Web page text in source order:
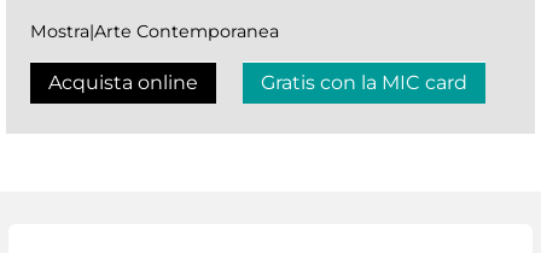
Mostra|Arte Contemporanea
Acquista online Gratis con la MIC card